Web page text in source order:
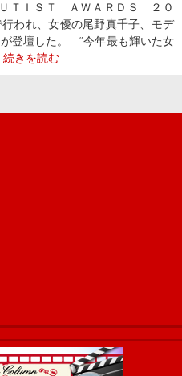
ＵＴＩＳＴ ＡＷＡＲＤＳ ２０
われ、女優の尾野真千子、モデ
登壇した。 “今年最も輝いた女
続きを読む